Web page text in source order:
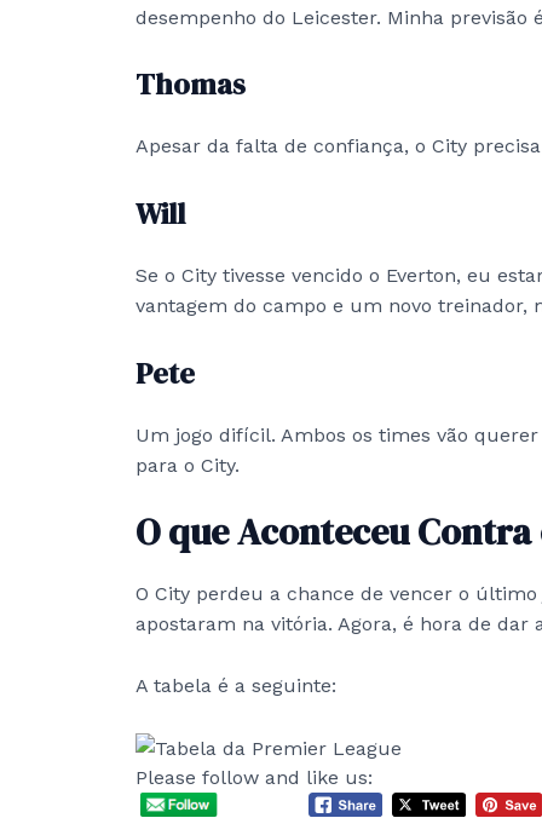
desempenho do Leicester. Minha previsão
Thomas
Apesar da falta de confiança, o City
Will
Se o City tivesse vencido o Everton, eu
vantagem do campo e um novo treinador,
Pete
Um jogo difícil. Ambos os times vão
para o City.
O que Aconteceu
O City perdeu a chance de vencer o
apostaram na vitória. Agora, é hora de dar
A tabela é a seguinte:
Please follow and like us: